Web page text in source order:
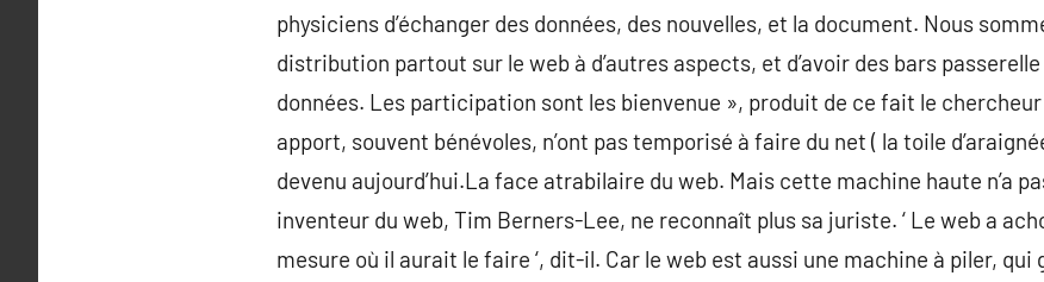
physiciens d’échanger des données, des nouvelles, et la document. Nous
distribution partout sur le web à d’autres aspects, et d’avoir des bars
données. Les participation sont les bienvenue », produit de ce fait le
apport, souvent bénévoles, n’ont pas temporisé à faire du net ( la toile
devenu aujourd’hui.La face atrabilaire du web. Mais cette machine haute n’a
inventeur du web, Tim Berners-Lee, ne reconnaît plus sa juriste. ‘ Le web a
mesure où il aurait le faire ‘, dit-il. Car le web est aussi une machine à piler, qui